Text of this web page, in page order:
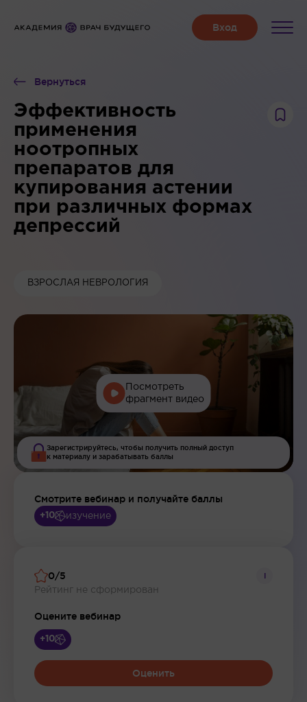
Вернуться
Эффективность
применения
ноотропных
препаратов для
купирования астении
при различных формах
депрессий
ВЗРОСЛАЯ НЕВРОЛОГИЯ
Посмотреть
фрагмент видео
Зарегистрируйтесь, чтобы получить полный доступ
к материалу и зарабатывать баллы
Смотрите вебинар и получайте баллы
+10 изучение
0/5
Рейтинг не сформирован
i
Оцените вебинар
+10
Оценить